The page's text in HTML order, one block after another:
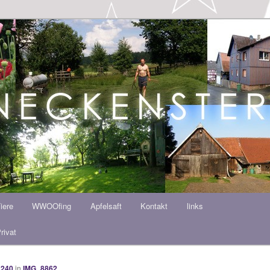
HOF
WWOOfing Apfelsaft Kontakt links